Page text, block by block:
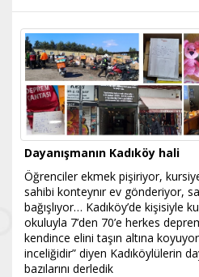
Dayanışmanın Kadıköy hali
Öğrenciler ekmek pişiriyor,
sahibi konteynır ev gönderiyor,
bağışlıyor… Kadıköy’de kişisiyle
okuluyla 7’den 70’e herkes
kendince elini taşın altına
inceliğidir” diyen Kadıköylülerin
bazılarını derledik